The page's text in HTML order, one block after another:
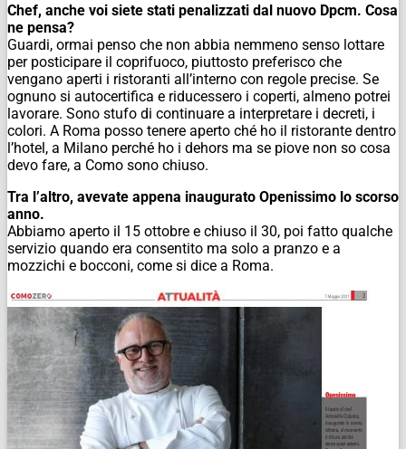
Chef, anche voi siete stati penalizzati dal nuovo Dpcm. Cosa
ne pensa?
Guardi, ormai penso che non abbia nemmeno senso lottare
per posticipare il coprifuoco, piuttosto preferisco che
vengano aperti i ristoranti all’interno con regole precise. Se
ognuno si autocertifica e riducessero i coperti, almeno potrei
lavorare. Sono stufo di continuare a interpretare i decreti, i
colori. A Roma posso tenere aperto ché ho il ristorante dentro
l’hotel, a Milano perché ho i dehors ma se piove non so cosa
devo fare, a Como sono chiuso.
Tra l’altro, avevate appena inaugurato Openissimo lo scorso
anno.
Abbiamo aperto il 15 ottobre e chiuso il 30, poi fatto qualche
servizio quando era consentito ma solo a pranzo e a
mozzichi e bocconi, come si dice a Roma.